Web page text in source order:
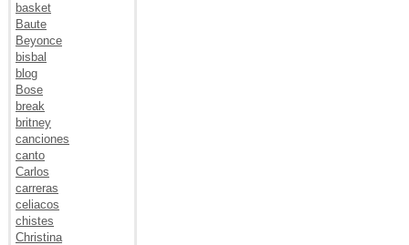
basket
Baute
Beyonce
bisbal
blog
Bose
break
britney
canciones
canto
Carlos
carreras
celiacos
chistes
Christina